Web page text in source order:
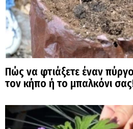
Πώς να φτιάξετε έναν
τον κήπο ή το μπαλκόνι